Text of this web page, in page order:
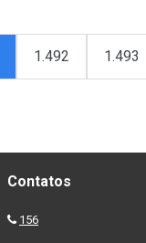
1.492 1.493
Contatos
156